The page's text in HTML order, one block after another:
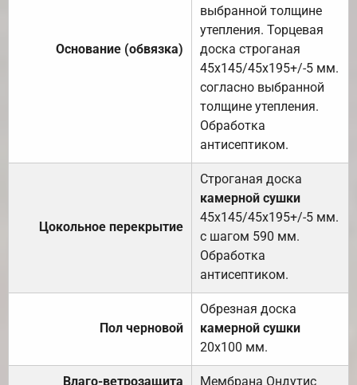
Основание (обвязка)
выбранной толщине
утепления. Торцевая
доска строганая
45х145/45х195+/-5 мм.
согласно выбранной
толщине утепления.
Обработка
антисептиком.
Цокольное перекрытие
Строганая доска
камерной сушки
45х145/45х195+/-5 мм.
с шагом 590 мм.
Обработка
антисептиком.
Пол черновой
Обрезная доска
камерной сушки
20х100 мм.
Влаго-ветрозащита
Мембрана Ондутис